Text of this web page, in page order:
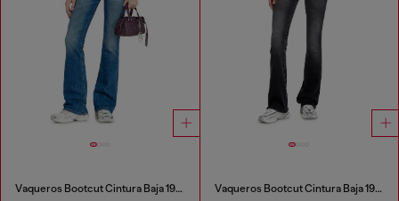
Vaqueros Bootcut Cintura Baja 1969 D-Ebbey Vaqueros Bootcut Cintura Baja 1969 D-Ebbey